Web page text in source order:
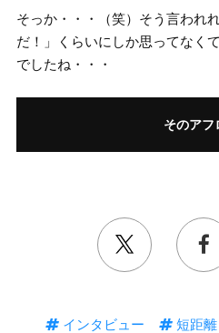
そっか・・・（笑）そう言われ
だ！」くらいにしか思ってなく
でしたね・・・
そのアフ
インタビュー 短距離